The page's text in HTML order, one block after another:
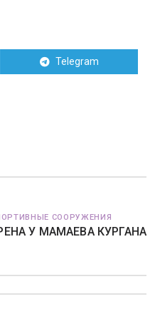
Telegram
СООРУЖЕНИЯ
У МАМАЕВА КУРГАНА